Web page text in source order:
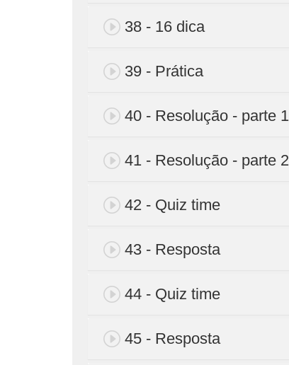
38 - 16 dica
39 - Prática
40 - Resolução - parte 1
41 - Resolução - parte 2
42 - Quiz time
43 - Resposta
44 - Quiz time
45 - Resposta